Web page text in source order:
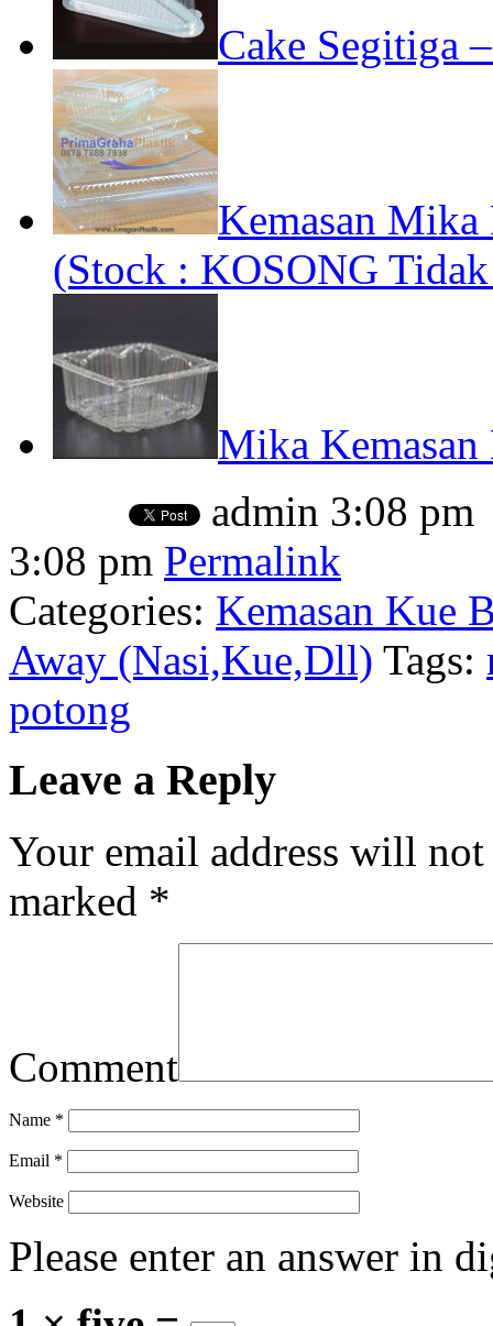
Cake Segitiga
Kemasan
(Stock : KOSONG
Mika
admin 3:08 pm
3:08 pm Permalink
Categories: Kemasan Kue
Away (Nasi,Kue,Dll) Tags:
potong
Leave a Reply
Your email address will
marked *
Comment
Name *
Email *
Website
Please enter an answer in